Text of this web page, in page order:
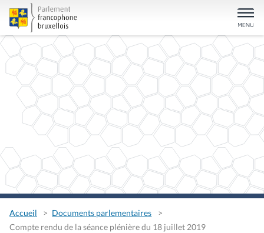
Accueil
Documents parlementaires
Compte rendu de la séance plénière du 18 juillet 2019